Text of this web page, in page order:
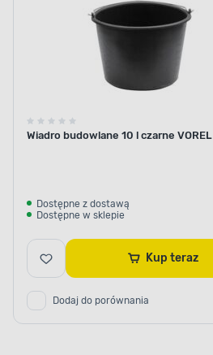
Wiadro budowlane 10 l czarne VOREL
Dostępne z dostawą
Dostępne w sklepie
Kup teraz
Dodaj do porównania